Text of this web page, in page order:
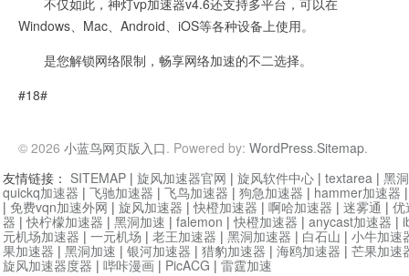
不仅如此，神灯vp加速器v4.6还支持多平台，可以在
Windows、Mac、Android、iOS等各种设备上使用。
是您解锁网络限制，畅享网络加速的不二选择。
#18#
© 2026 小蓝鸟网页版入口. Powered by: WordPress.Sitemap.
友情链接： SITEMAP | 旋风加速器官网 | 旋风软件中心 | textarea | 黑
quickq加速器 | 飞驰加速器 | 飞鸟加速器 | 狗急加速器 | hammer加速器
| 免费vqn加速外网 | 旋风加速器 |快橙加速器 | 啊哈加速器 | 迷雾通 | 优
器 |快柠檬加速器 | 黑洞加速 | falemon |快橙加速器 | anycast加速器 |
元机场加速器 | 一元机场 | 老王加速器 | 黑洞加速器 | 白石山 | 小牛加速
果加速器 | 黑洞加速 | 银河加速器 | 猎豹加速器 | 海鸥加速器 | 芒果加速
旋风加速器度器 | 哔咔漫画 | PicACG | 雷霆加速